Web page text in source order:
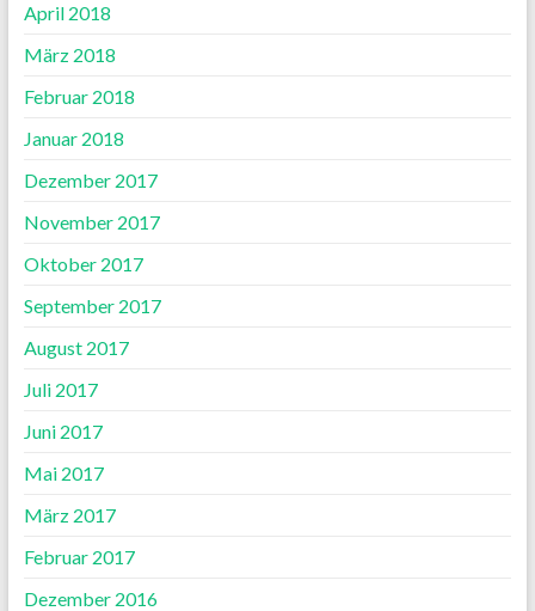
April 2018
März 2018
Februar 2018
Januar 2018
Dezember 2017
November 2017
Oktober 2017
September 2017
August 2017
Juli 2017
Juni 2017
Mai 2017
März 2017
Februar 2017
Dezember 2016